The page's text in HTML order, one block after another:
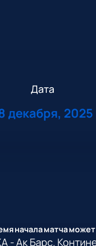
Дата
декабря, 2025
начала матча
- Ак Барс.